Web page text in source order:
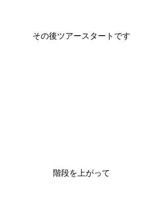
その後ツアースタートです
階段を上がって